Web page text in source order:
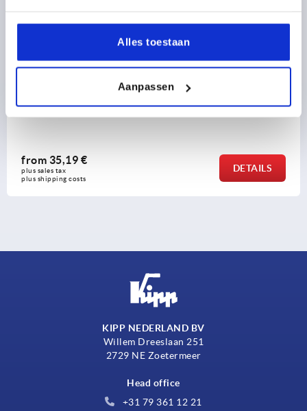
Alles toestaan
Aanpassen
Quick-fit couplings with radial offset compensation and
from 35,19 €
plus sales tax
plus shipping costs
DETAILS
KIPP NEDERLAND BV
Willem Dreeslaan 251
2729 NE Zoetermeer
Head office
+31 79 361 12 21